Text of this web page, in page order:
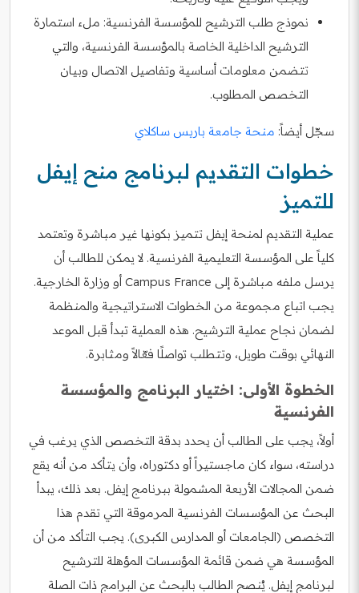
نموذج طلب الترشيح للمؤسسة الفرنسية: ملء استمارة
الترشيح الداخلية الخاصة بالمؤسسة الفرنسية، والتي
تتضمن معلومات أساسية وتفاصيل الاتصال وبيان
التخصص المطلوب.
سجّل أيضاً: منحة جامعة باريس ساكلاي
خطوات التقديم لبرنامج منح إيفل
للتميز
عملية التقديم لمنحة إيفل تتميز بكونها غير مباشرة وتعتمد
كلياً على المؤسسة التعليمية الفرنسية. لا يمكن للطالب أن
يرسل ملفه مباشرة إلى Campus France أو وزارة الخارجية.
يجب اتباع مجموعة من الخطوات الاستراتيجية والمنظمة
لضمان نجاح عملية الترشيح. هذه العملية تبدأ قبل الموعد
النهائي بوقت طويل، وتتطلب تواصلًا فعّالاً ومثابرة.
الخطوة الأولى: اختيار البرنامج والمؤسسة
الفرنسية
أولاً، يجب على الطالب أن يحدد بدقة التخصص الذي يرغب في
دراسته، سواء كان ماجستيراً أو دكتوراه، وأن يتأكد من أنه يقع
ضمن المجالات الأربعة المشمولة ببرنامج إيفل. بعد ذلك، يبدأ
البحث عن المؤسسات الفرنسية المرموقة التي تقدم هذا
التخصص (الجامعات أو المدارس الكبرى). يجب التأكد من أن
المؤسسة هي ضمن قائمة المؤسسات المؤهلة للترشيح
لبرنامج إيفل. يُنصح الطالب بالبحث عن البرامج ذات الصلة